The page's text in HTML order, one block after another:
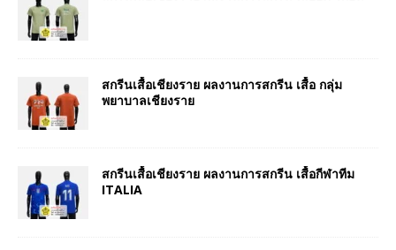
สกรีนเสื้อเชียงราย ผลงานการสกรีน เสื้อ กลุ่ม
พยาบาลเชียงราย
สกรีนเสื้อเชียงราย ผลงานการสกรีน เสื้อกีฬาทีม
ITALIA